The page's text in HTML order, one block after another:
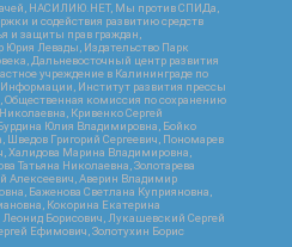
НАСИЛИЮ.НЕТ, Мы против СПИДа,
и содействия развитию средств
и защиты прав граждан,
Юрия Левады, Издательство Парк
Дальневосточный центр развития
учреждение в Калининграде по
Институт развития прессы
Общественная комиссия по сохранению
Кривенко Сергей
Юлия Владимировна, Бойко
Григорий Сергеевич, Пономарев
Халидова Марина Владимировна,
Татьяна Николаевна, Золотарева
Алексеевич, Аверин Владимир
Баженова Светлана Куприяновна,
Кокорина Екатерина
Борисович, Лукашевский Сергей
Ефимович, Золотухин Борис